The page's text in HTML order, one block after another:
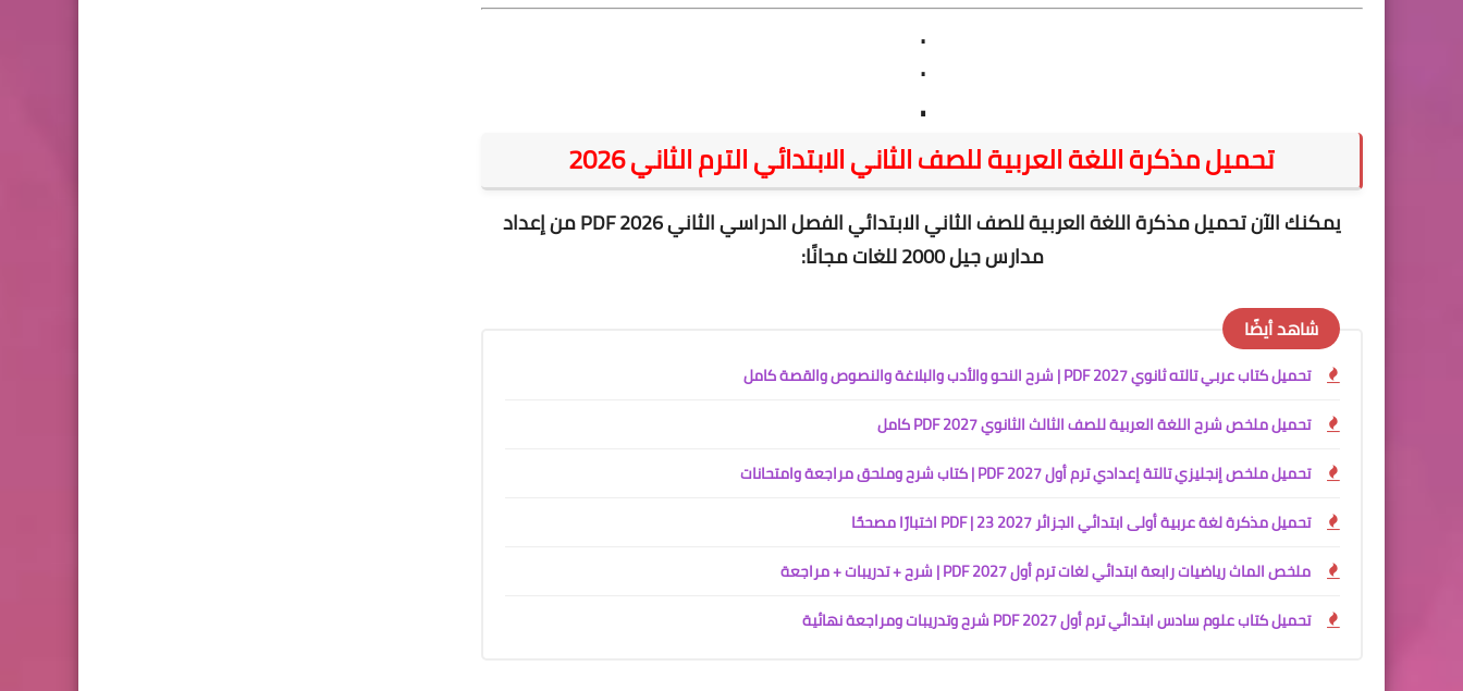
.
.
.
تحميل مذكرة اللغة العربية للصف الثاني الابتدائي الترم الثاني 2026
يمكنك الآن تحميلمذكرة اللغة العربية للصف الثاني الابتدائي الفصل الدراسي الثاني 2026 PDF
من إعداد
مدارس جيل 2000 للغات
مجانًا:
شاهد أيضًا
تحميل كتاب عربي تالته ثانوي 2027 PDF | شرح النحو والأدب والبلاغة والنصوص والقصة كامل
تحميل ملخص شرح اللغة العربية للصف الثالث الثانوي 2027 PDF كامل
تحميل ملخص إنجليزي تالتة إعدادي ترم أول 2027 PDF | كتاب شرح وملحق مراجعة وامتحانات
تحميل مذكرة لغة عربية أولى ابتدائي الجزائر 2027 PDF | 23 اختبارًا مصححًا
ملخص الماث رياضيات رابعة ابتدائي لغات ترم أول 2027 PDF | شرح + تدريبات + مراجعة
تحميل كتاب علوم سادس ابتدائي ترم أول 2027 PDF شرح وتدريبات ومراجعة نهائية